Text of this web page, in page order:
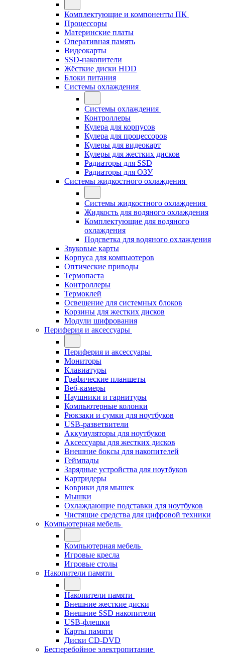
Комплектующие и компоненты ПК
Процессоры
Материнские платы
Оперативная память
Видеокарты
SSD-накопители
Жёсткие диски HDD
Блоки питания
Системы охлаждения
Системы охлаждения
Контроллеры
Кулера для корпусов
Кулера для процессоров
Кулеры для видеокарт
Кулеры для жестких дисков
Радиаторы для SSD
Радиаторы для ОЗУ
Системы жидкостного охлаждения
Системы жидкостного охлаждения
Жидкость для водяного охлаждения
Комплектующие для водяного
охлаждения
Подсветка для водяного охлаждения
Звуковые карты
Корпуса для компьютеров
Оптические приводы
Термопаста
Контроллеры
Термоклей
Освещение для системных блоков
Корзины для жестких дисков
Модули шифрования
Периферия и аксессуары
Периферия и аксессуары
Мониторы
Клавиатуры
Графические планшеты
Веб-камеры
Наушники и гарнитуры
Компьютерные колонки
Рюкзаки и сумки для ноутбуков
USB-разветвители
Аккумуляторы для ноутбуков
Аксессуары для жестких дисков
Внешние боксы для накопителей
Геймпады
Зарядные устройства для ноутбуков
Картридеры
Коврики для мышек
Мышки
Охлаждающие подставки для ноутбуков
Чистящие средства для цифровой техники
Компьютерная мебель
Компьютерная мебель
Игровые кресла
Игровые столы
Накопители памяти
Накопители памяти
Внешние жесткие диски
Внешние SSD накопители
USB-флешки
Карты памяти
Диски CD-DVD
Бесперебойное электропитание